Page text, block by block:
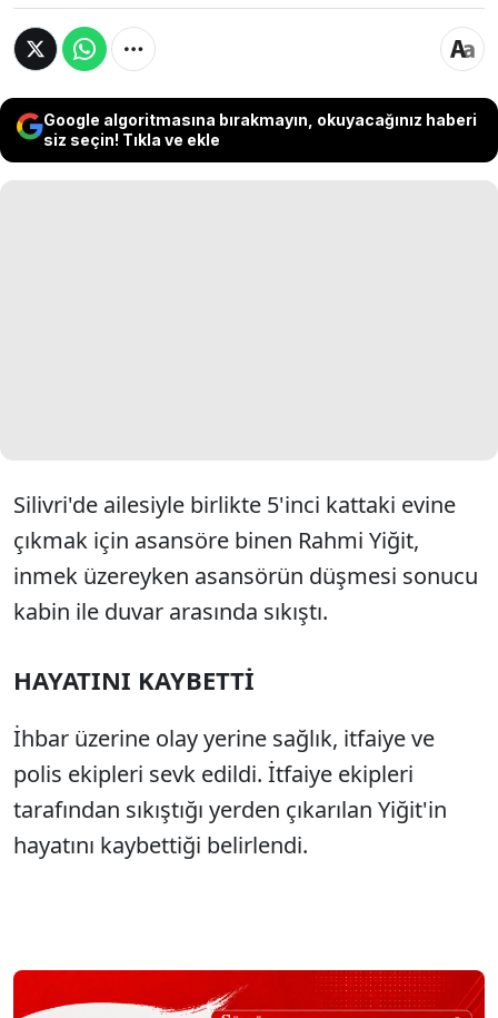
Google algoritmasına bırakmayın, okuyacağınız haberi
siz seçin! Tıkla ve ekle
Silivri'de ailesiyle birlikte 5'inci kattaki evine
çıkmak için asansöre binen Rahmi Yiğit,
inmek üzereyken asansörün düşmesi sonucu
kabin ile duvar arasında sıkıştı.
HAYATINI KAYBETTİ
İhbar üzerine olay yerine sağlık, itfaiye ve
polis ekipleri sevk edildi. İtfaiye ekipleri
tarafından sıkıştığı yerden çıkarılan Yiğit'in
hayatını kaybettiği belirlendi.